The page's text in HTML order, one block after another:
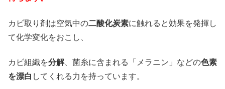
カビ取り剤は空気中の二酸化炭素に触れると効果を発揮し
て化学変化をおこし、
カビ組織を分解、菌糸に含まれる「メラニン」などの色素
を漂白 してくれる力を持っています。